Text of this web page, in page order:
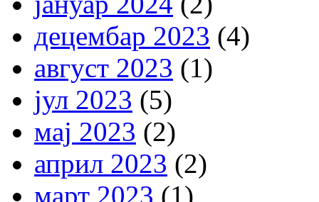
децембар 2023 (4)
август 2023 (1)
јул 2023 (5)
мај 2023 (2)
април 2023 (2)
март 2023 (1)